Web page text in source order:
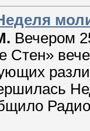
Вечером
Стен»